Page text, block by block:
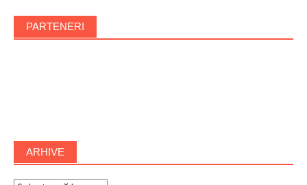
PARTENERI
ARHIVE